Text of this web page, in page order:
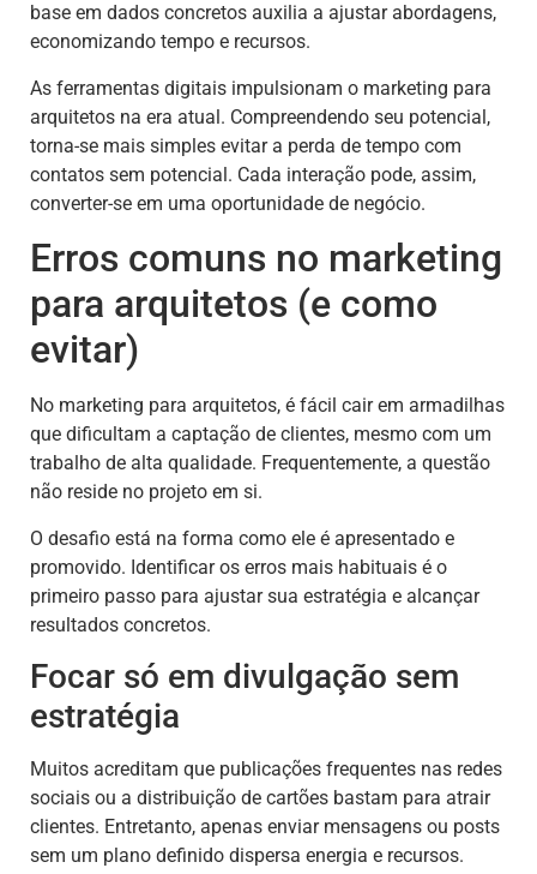
base em dados concretos auxilia a ajustar abordagens,
economizando tempo e recursos.
As ferramentas digitais impulsionam o marketing para
arquitetos na era atual. Compreendendo seu potencial,
torna-se mais simples evitar a perda de tempo com
contatos sem potencial. Cada interação pode, assim,
converter-se em uma oportunidade de negócio.
Erros comuns no marketing
para arquitetos (e como
evitar)
No marketing para arquitetos, é fácil cair em armadilhas
que dificultam a captação de clientes, mesmo com um
trabalho de alta qualidade. Frequentemente, a questão
não reside no projeto em si.
O desafio está na forma como ele é apresentado e
promovido. Identificar os erros mais habituais é o
primeiro passo para ajustar sua estratégia e alcançar
resultados concretos.
Focar só em divulgação sem
estratégia
Muitos acreditam que publicações frequentes nas redes
sociais ou a distribuição de cartões bastam para atrair
clientes. Entretanto, apenas enviar mensagens ou posts
sem um plano definido dispersa energia e recursos.